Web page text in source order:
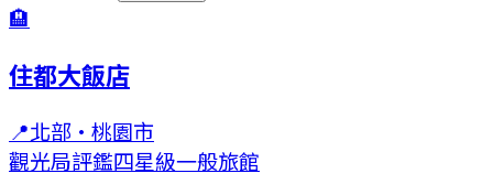
🏨
住都大飯店
📍北部 · 桃園市
觀光局評鑑四星級一般旅館